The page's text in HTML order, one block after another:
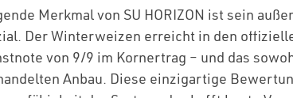
Merkmal von SU HORIZON ist sein
Der Winterweizen erreicht in den
von 9/9 im Kornertrag – und das
Anbau. Diese einzigartige